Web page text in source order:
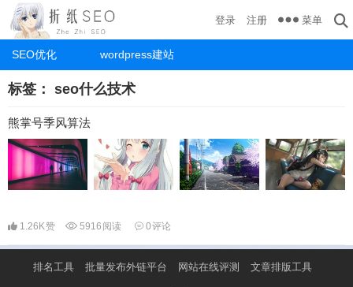
SEO优化 wordpress建站
登录 注册 菜单
标签： seo什么技术
熊掌号季风算法
1.26K赞 5916 阅读 0评论
排名工具 批量发布外链平台 网站在线评测 文章排版工具